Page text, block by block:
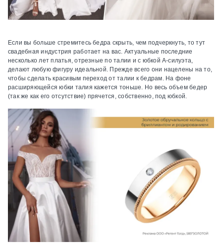
Если вы больше стремитесь бедра скрыть, чем подчеркнуть, то тут
свадебная индустрия работает на вас. Актуальные последние
несколько лет платья, отрезные по талии и с юбкой А-силуэта,
делают любую фигуру идеальной. Прежде всего они нацелены на то,
чтобы сделать красивым переход от талии к бедрам. На фоне
расширяющейся юбки талия кажется тоньше. Но весь объем бедер
(так же как его отсутствие) прячется, собственно, под юбкой.